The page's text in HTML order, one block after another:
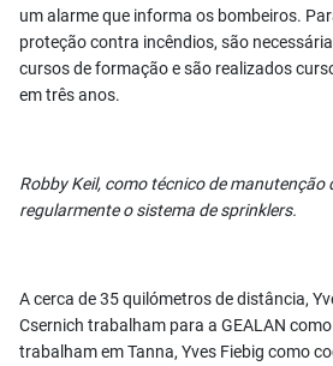
um alarme que informa os bombeiros.
proteção contra incêndios, são
cursos de formação e são realizados
em três anos.
Robby Keil, como técnico de manutenção
regularmente o sistema de sprinklers.
A cerca de 35 quilómetros de distância,
Csernich trabalham para a GEALAN
trabalham em Tanna, Yves Fiebig como